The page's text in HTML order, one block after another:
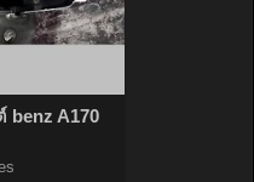
benz A170